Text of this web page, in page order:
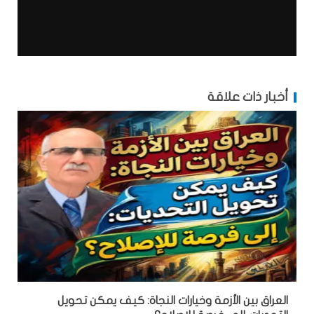
أخبار ذات علاقة
العراق بين الأزمة وخيارات النجاة: كيف يمكن تحويل